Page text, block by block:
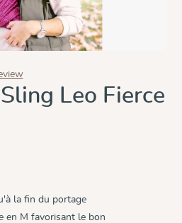
Leo Fierce
la fin du portage
en M favorisant le bon